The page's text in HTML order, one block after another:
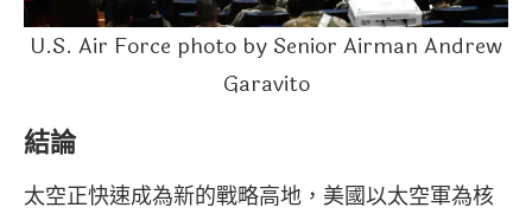
U.S. Air Force photo by Senior Airman Andrew
Garavito
結論
太空正快速成為新的戰略高地，美國以太空軍為核